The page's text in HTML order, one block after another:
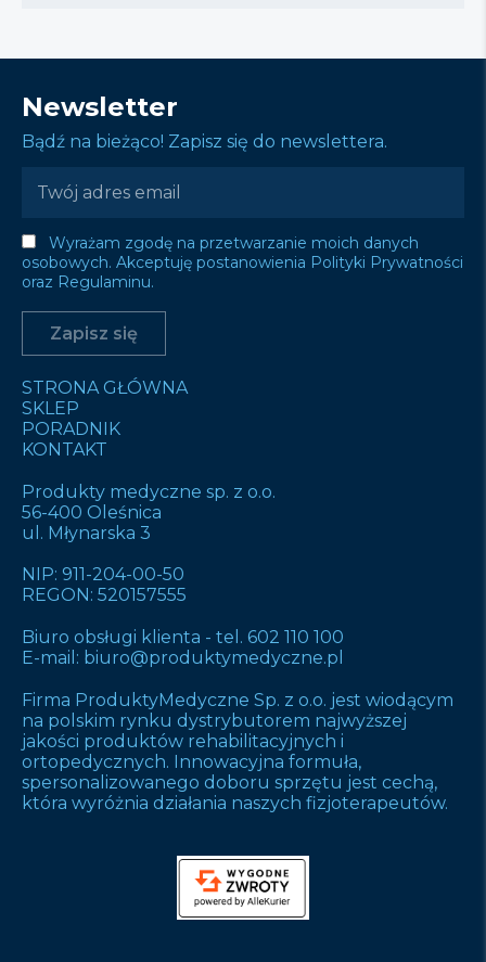
Newsletter
Bądź na bieżąco! Zapisz się do newslettera.
Wyrażam zgodę na przetwarzanie moich danych
osobowych. Akceptuję postanowienia Polityki Prywatności
oraz Regulaminu.
STRONA GŁÓWNA
SKLEP
PORADNIK
KONTAKT
Produkty medyczne sp. z o.o.
56-400 Oleśnica
ul. Młynarska 3
NIP: 911-204-00-50
REGON: 520157555
Biuro obsługi klienta - tel. 602 110 100
E-mail: biuro@produktymedyczne.pl
Firma ProduktyMedyczne Sp. z o.o. jest wiodącym
na polskim rynku dystrybutorem najwyższej
jakości produktów rehabilitacyjnych i
ortopedycznych. Innowacyjna formuła,
spersonalizowanego doboru sprzętu jest cechą,
która wyróżnia działania naszych fizjoterapeutów.